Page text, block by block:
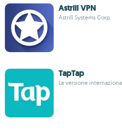
Astrill VPN
Astrill Systems Corp.
TapTap
La versione